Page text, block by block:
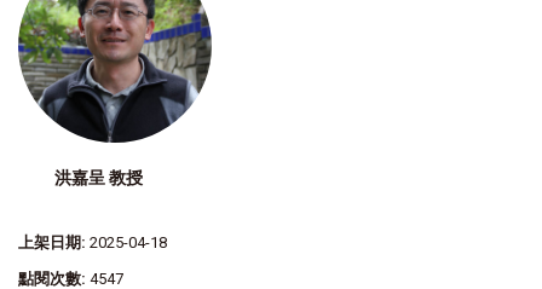
洪嘉呈 教授
上架日期: 2025-04-18
點閱次數: 4547